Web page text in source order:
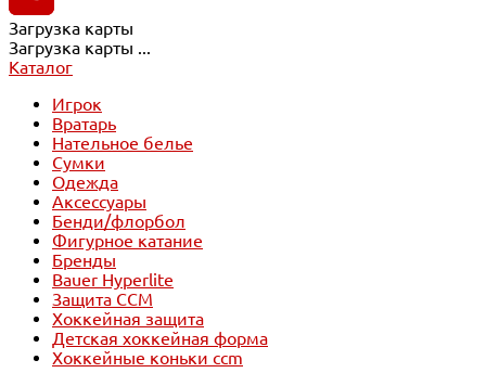
Загрузка карты
Загрузка карты ...
Каталог
Игрок
Вратарь
Нательное белье
Сумки
Одежда
Аксессуары
Бенди/флорбол
Фигурное катание
Бренды
Bauer Hyperlite
Защита CCM
Хоккейная защита
Детская хоккейная форма
Хоккейные коньки ccm